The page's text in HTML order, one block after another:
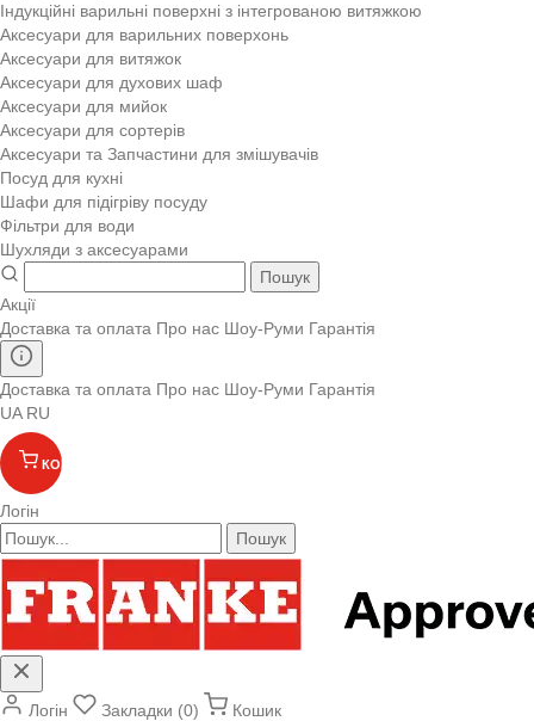
Індукційні варильні поверхні з інтегрованою витяжкою
Аксесуари для варильних поверхонь
Аксесуари для витяжок
Аксесуари для духових шаф
Аксесуари для мийок
Аксесуари для сортерів
Аксесуари та Запчастини для змішувачів
Посуд для кухні
Шафи для підігріву посуду
Фільтри для води
Шухляди з аксесуарами
Пошук
Акції
Доставка та оплата Про нас Шоу-Руми Гарантія
Доставка та оплата Про нас Шоу-Руми Гарантія
UA RU
КОШИК
Логін
Пошук
Логін Закладки (0)
Кошик